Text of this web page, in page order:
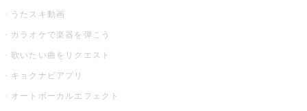
うたスキ動画
カラオケで楽器を弾こう
歌いたい曲をリクエスト
キョクナビアプリ
オートボーカルエフェクト